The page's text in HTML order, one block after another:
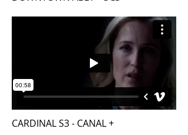
CARDINAL S3 - CANAL +